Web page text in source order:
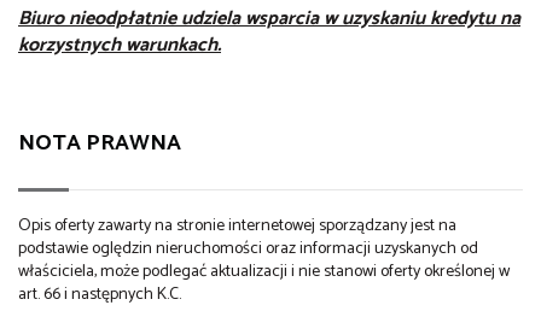
Biuro nieodpłatnie udziela wsparcia w uzyskaniu kredytu na
korzystnych warunkach.
NOTA PRAWNA
Opis oferty zawarty na stronie internetowej sporządzany jest na
podstawie oględzin nieruchomości oraz informacji uzyskanych od
właściciela, może podlegać aktualizacji i nie stanowi oferty określonej w
art. 66 i następnych K.C.